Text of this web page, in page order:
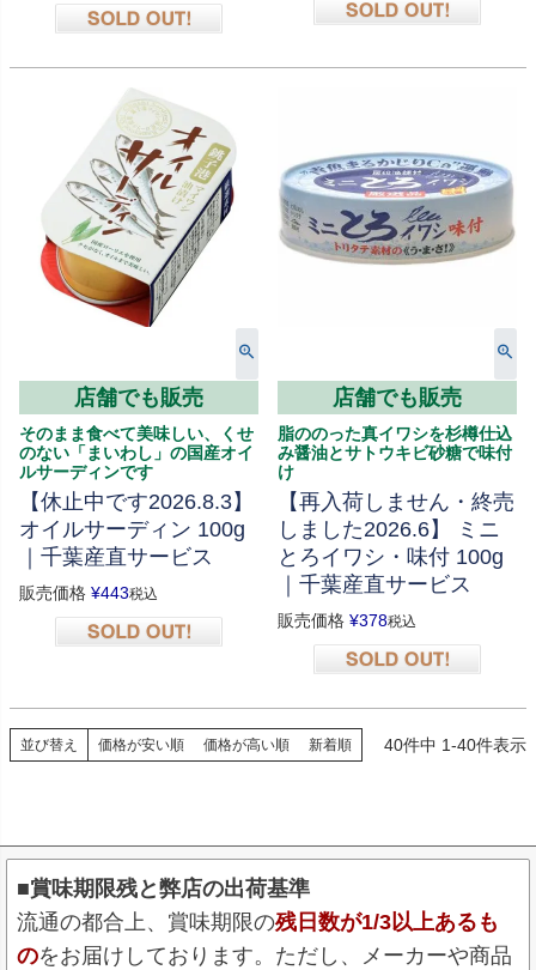
店舗でも販売
そのまま食べて美味しい、くせ
のない「まいわし」の国産オイ
ルサーディンです
【休止中です2026.8.3】
オイルサーディン 100g
｜千葉産直サービス
販売価格 ¥443税込
店舗でも販売
脂ののった真イワシを杉樽仕込
み醤油とサトウキビ砂糖で味付
け
【再入荷しません・終売
しました2026.6】 ミニ
とろイワシ・味付 100g
｜千葉産直サービス
販売価格 ¥378税込
並び替え 価格が安い順 価格が高い順 新着順 40件中 1-40件表示
■賞味期限残と弊店の出荷基準
流通の都合上、賞味期限の残日数が1/3以上あるも
のをお届けしております。ただし、メーカーや商品